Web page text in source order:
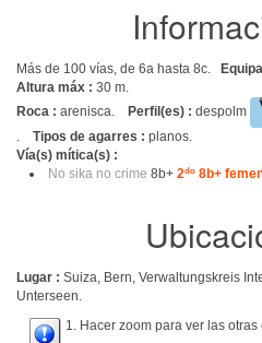
Más de 100 vías, de 6a hasta 8c.
Altura máx : 30 m.
Roca : arenisca. Perfil(es) : despolm
. Tipos de agarres : planos.
Vía(s) mítica(s) :
No sika no crime 8b+ 2do 8b+
Lugar : Suiza, Bern, Verwaltungskreis
Unterseen.
1. Hacer zoom para ver las